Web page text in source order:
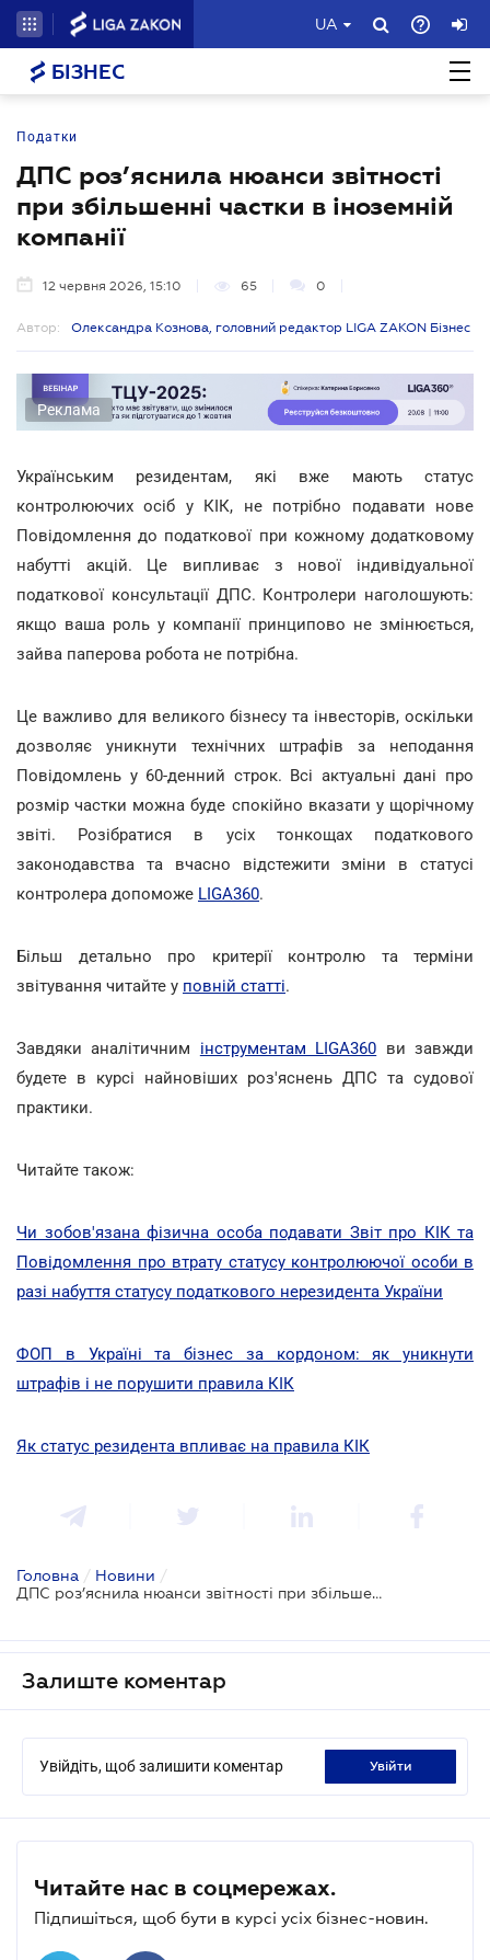
UA
БІЗНЕС
Податки
ДПС роз’яснила нюанси звітності
при збільшенні частки в іноземній
компанії
12 червня 2026, 15:10 65 0
Автор: Олександра Кознова, головний редактор LIGA ZAKON Бізнес
Реклама
Українським резидентам, які вже мають статус
контролюючих осіб у КІК, не потрібно подавати нове
Повідомлення до податкової при кожному додатковому
набутті акцій. Це випливає з нової індивідуальної
податкової консультації ДПС. Контролери наголошують:
якщо ваша роль у компанії принципово не змінюється,
зайва паперова робота не потрібна.
Це важливо для великого бізнесу та інвесторів, оскільки
дозволяє уникнути технічних штрафів за неподання
Повідомлень у 60-денний строк. Всі актуальні дані про
розмір частки можна буде спокійно вказати у щорічному
звіті. Розібратися в усіх тонкощах податкового
законодавства та вчасно відстежити зміни в статусі
контролера допоможе LIGA360.
Більш детально про критерії контролю та терміни
звітування читайте у повній статті.
Завдяки аналітичним інструментам LIGA360 ви завжди
будете в курсі найновіших роз'яснень ДПС та судової
практики.
Читайте також:
Чи зобов'язана фізична особа подавати Звіт про КІК та
Повідомлення про втрату статусу контролюючої особи в
разі набуття статусу податкового нерезидента України
ФОП в Україні та бізнес за кордоном: як уникнути
штрафів і не порушити правила КІК
Як статус резидента впливає на правила КІК
Головна / Новини /
ДПС роз’яснила нюанси звітності при збільшенні частки в іноземній компанії
Залиште коментар
Увійдіть, щоб залишити коментар увійти
Читайте нас в соцмережах.
Підпишіться, щоб бути в курсі усіх бізнес-новин.